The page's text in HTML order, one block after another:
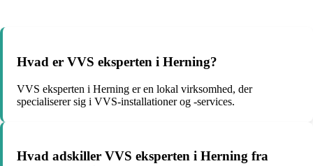
Hvad er VVS eksperten i Herning?
VVS eksperten i Herning er en lokal virksomhed, der
specialiserer sig i VVS-installationer og -services.
Hvad adskiller VVS eksperten i Herning fra